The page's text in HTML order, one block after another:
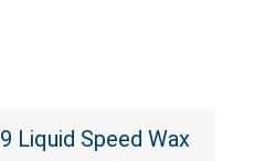
Liquid Speed Wax